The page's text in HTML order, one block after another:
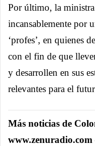
Por último, la
incansablemente por
‘profes’, en quienes
con el fin de que
y desarrollen en sus
relevantes para el
Más noticias de
www.zenuradio.com